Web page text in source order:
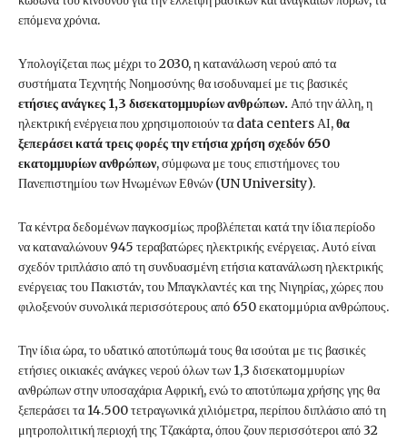
επόμενα χρόνια.
Υπολογίζεται πως μέχρι το 2030, η κατανάλωση νερού από τα
συστήματα Τεχνητής Νοημοσύνης θα ισοδυναμεί με τις βασικές
ετήσιες ανάγκες 1,3 δισεκατομμυρίων ανθρώπων. Από την άλλη, η
ηλεκτρική ενέργεια που χρησιμοποιούν τα data centers ΑΙ,θα
ξεπεράσει κατά τρεις φορές την ετήσια χρήση σχεδόν 650
εκατομμυρίων ανθρώπων, σύμφωνα με τους επιστήμονες του
Πανεπιστημίου των Ηνωμένων Εθνών (UN University).
Τα κέντρα δεδομένων παγκοσμίως προβλέπεται κατά την ίδια περίοδο
να καταναλώνουν 945 τεραβατώρες ηλεκτρικής ενέργειας. Αυτό είναι
σχεδόν τριπλάσιο από τη συνδυασμένη ετήσια κατανάλωση ηλεκτρικής
ενέργειας του Πακιστάν, του Μπαγκλαντές και της Νιγηρίας, χώρες που
φιλοξενούν συνολικά περισσότερους από 650 εκατομμύρια ανθρώπους.
Την ίδια ώρα, το υδατικό αποτύπωμά τους θα ισούται με τις βασικές
ετήσιες οικιακές ανάγκες νερού όλων των 1,3 δισεκατομμυρίων
ανθρώπων στην υποσαχάρια Αφρική, ενώ το αποτύπωμα χρήσης γης θα
ξεπεράσει τα 14.500 τετραγωνικά χιλιόμετρα, περίπου διπλάσιο από τη
μητροπολιτική περιοχή της Τζακάρτα, όπου ζουν περισσότεροι από 32